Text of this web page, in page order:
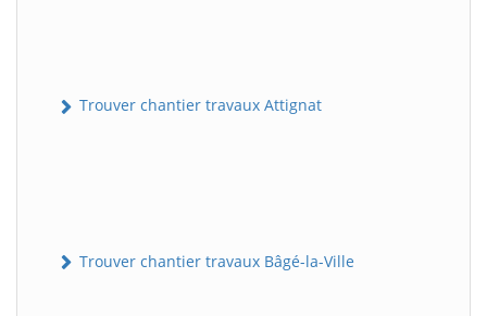
Trouver chantier travaux Attignat
Trouver chantier travaux Bâgé-la-Ville